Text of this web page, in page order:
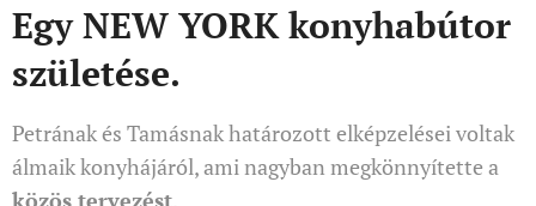
Egy NEW YORK konyhabútor
születése.
Petrának és Tamásnak határozott elképzelései voltak
álmaik konyhájáról, ami nagyban megkönnyítette a
közös tervezést.